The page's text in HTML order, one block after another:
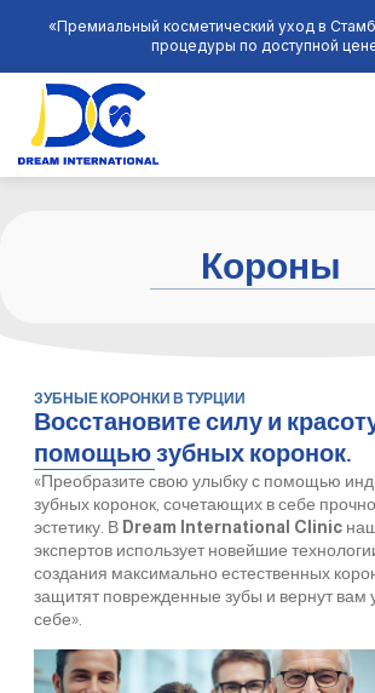
«Премиальный косметический уход в
процедуры по доступной
Короны
ЗУБНЫЕ КОРОНКИ В ТУРЦИИ
Восстановите силу и
помощью зубных коронок.
«Преобразите свою улыбку с помощью
зубных коронок, сочетающих в себе
эстетику. В Dream International Clinic
экспертов использует новейшие
создания максимально естественных
защитят поврежденные зубы и вернут вам
себе».